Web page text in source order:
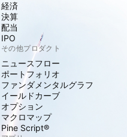
経済
決算
配当
IPO
その他プロダクト
ニュースフロー
ポートフォリオ
ファンダメンタルグラフ
イールドカーブ
オプション
マクロマップ
Pine Script®